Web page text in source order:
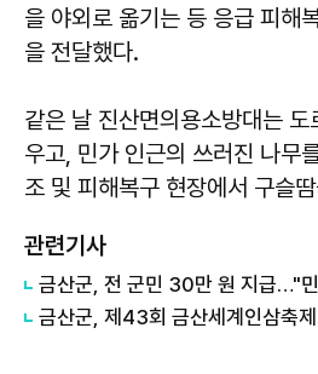
을 야외로 옮기는 등 응급 피해
을 전달했다.
같은 날 진산면의용소방대는 도
우고, 민가 인근의 쓰러진 나무
조 및 피해복구 현장에서 구슬
관련기사
금산군, 전 군민 30만 원 지급…"
금산군, 제43회 금산세계인삼축